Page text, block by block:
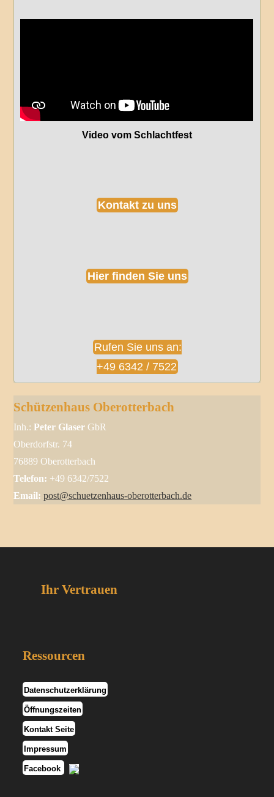
Video vom Schlachtfest
Kontakt zu uns
Hier finden Sie uns
Rufen Sie uns an:
+49 6342 / 7522
Schützenhaus Oberotterbach
Inh.:Peter Glaser GbR
Oberdorfstr. 74
76889 Oberotterbach
Telefon: +49 6342/7522
Email: post@schuetzenhaus-oberotterbach.de
Ihr Vertrauen
Ressourcen
Datenschutzerklärung
Öffnungszeiten
Kontakt Seite
Impressum
Facebook